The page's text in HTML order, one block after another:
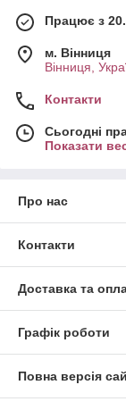
Працює з
м. Вінниця
Вінниця,
Контакти
Сьогодні
Показати
Про нас
Контакти
Доставка та
Графік роботи
Повна версія